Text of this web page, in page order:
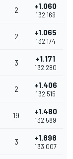
2 +1.060
1'32.169
2 +1.065
1'32.174
3 +1.171
1'32.280
2 +1.406
1'32.515
19 +1.480
1'32.589
3 +1.898
1'33.007